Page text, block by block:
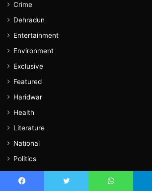
Crime
Dehradun
Entertainment
Environment
Exclusive
Featured
Haridwar
Health
Literature
National
Politics